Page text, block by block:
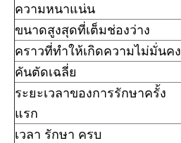
ความหนาแน่น
ขนาดสูงสุดที่เต็มช่องว่าง
คราวที่ทําให้เกิดความไม่มั่นคง
คันตัดเฉลี่ย
ระยะเวลาของการรักษาครั้ง
แรก
เวลา รักษา ครบ